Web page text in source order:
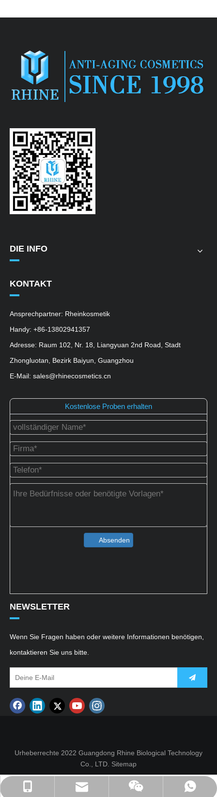
DIE INFO
KONTAKT
Ansprechpartner: Rheinkosmetik
Handy: +86-13802941357
Adresse: Raum 102, Nr. 18, Liangyuan 2nd Road, Stadt
Zhongluotan, Bezirk Baiyun, Guangzhou
E-Mail: sales@rhinecosmetics.cn
Kostenlose Proben erhalten
Absenden
NEWSLETTER
Wenn Sie Fragen haben oder weitere Informationen benötigen,
kontaktieren Sie uns bitte.
+86-13802941357
sales@rhinefactory.com
Rheinkosmetik
+86-13802941357
Urheberrechte 2022 Guangdong Rhine Biological Technology
Co., LTD. Sitemap